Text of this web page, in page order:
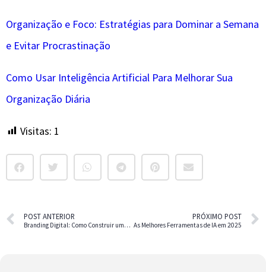
Organização e Foco: Estratégias para Dominar a Semana
e Evitar Procrastinação
Como Usar Inteligência Artificial Para Melhorar Sua
Organização Diária
Visitas: 1
POST ANTERIOR
Branding Digital: Como Construir uma Marca Forte Online
PRÓXIMO POST
As Melhores Ferramentas de IA em 2025